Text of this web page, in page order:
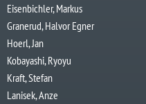
Eisenbichler, Markus
Granerud, Halvor Egner
Hoerl, Jan
Kobayashi, Ryoyu
Kraft, Stefan
Lanisek, Anze